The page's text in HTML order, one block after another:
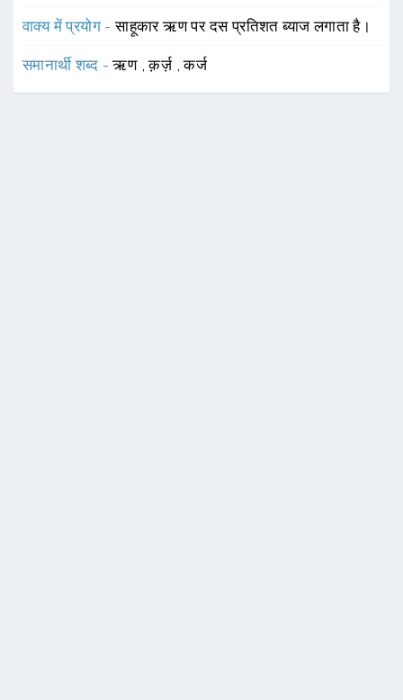
वाक्य में प्रयोग -साहूकार ऋण पर दस प्रतिशत ब्याज लगाता है।
समानार्थी शब्द -ऋण ,क़र्ज़ ,कर्ज